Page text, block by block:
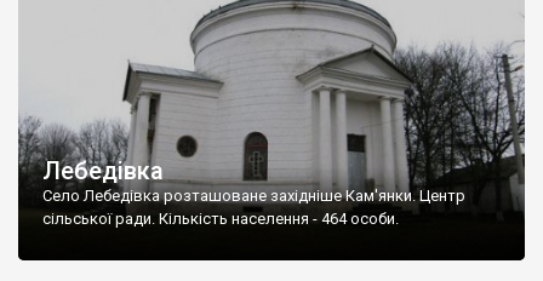
Лебедівка
Село Лебедівка розташоване західніше Кам'янки. Центр
сільської ради. Кількість населення - 464 особи.